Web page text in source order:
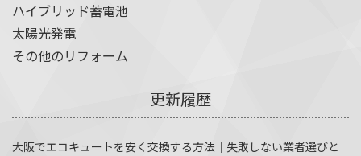
ハイブリッド蓄電池
太陽光発電
その他のリフォーム
更新履歴
大阪でエコキュートを安く交換する方法｜失敗しない業者選びと